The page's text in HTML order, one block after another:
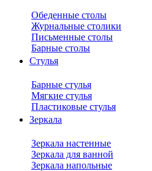
Обеденные столы
Журнальные столики
Письменные столы
Барные столы
Стулья
Барные стулья
Мягкие стулья
Пластиковые стулья
Зеркала
Зеркала настенные
Зеркала для ванной
Зеркала напольные